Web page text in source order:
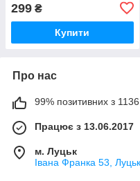
299 ₴
Купити
Про нас
99% позитивних з 1136
Працює з 13.06.2017
м. Луцьк
Івана Франка 53,